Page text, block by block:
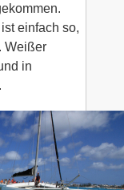
einfach so,
Weißer
in